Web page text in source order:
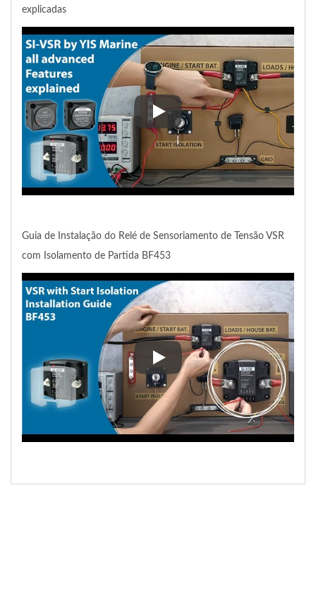
explicadas
SI-VSR (Relé de
Guia de Instalação do Relé de Sensoriamento de Tensão VSR
com Isolamento de Partida BF453
Guia de Instalação do Relé de